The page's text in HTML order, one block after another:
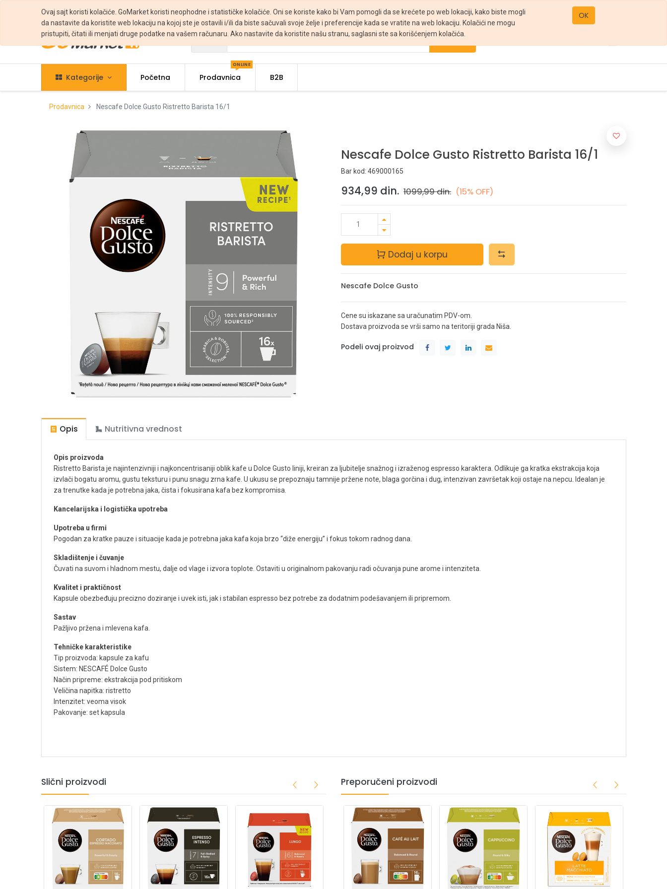
Ovaj sajt koristi kolačiće. GoMarket koristi neophodne i statističke kolačiće. Oni se koriste kako bi Vam pomogli da se krećete po web lokaciji, kako biste mogli
da nastavite da koristite web lokaciju na kojoj ste je ostavili i/ili da biste sačuvali svoje želje i preferencije kada se vratite na web lokaciju. Kolačići ne mogu
pristupiti, čitati ili menjati druge podatke na vašem računaru. Ako nastavite da koristite našu stranu, saglasni ste sa korišćenjem kolačića.
OK
office@gomarket.rs
Kategorije Početna Prodavnica
ONLINE
B2B
Prodavnica Nescafe Dolce Gusto Ristretto Barista 16/1
Nescafe Dolce Gusto Ristretto Barista 16/1
Bar kod: 469000165
934,99 din. 1099,99din. (15% OFF)
Dodaj u korpu
Nescafe Dolce Gusto
Cene su iskazane sa uračunatim PDV-om.
Dostava proizvoda se vrši samo na teritoriji grada Niša.
Podeli ovaj proizvod
Opis Nutritivna vrednost
Opis proizvoda
Ristretto Barista je najintenzivniji i najkoncentrisaniji oblik kafe u Dolce Gusto liniji, kreiran za ljubitelje snažnog i izraženog espresso karaktera. Odlikuje ga kratka ekstrakcija koja
izvlači bogatu aromu, gustu teksturu i punu snagu zrna kafe. U ukusu se prepoznaju tamnije pržene note, blaga gorčina i dug, intenzivan završetak koji ostaje na nepcu. Idealan je
za trenutke kada je potrebna jaka, čista i fokusirana kafa bez kompromisa.
Kancelarijska i logistička upotreba
Upotreba u firmi
Pogodan za kratke pauze i situacije kada je potrebna jaka kafa koja brzo “diže energiju” i fokus tokom radnog dana.
Skladištenje i čuvanje
Čuvati na suvom i hladnom mestu, dalje od vlage i izvora toplote. Ostaviti u originalnom pakovanju radi očuvanja pune arome i intenziteta.
Kvalitet i praktičnost
Kapsule obezbeđuju precizno doziranje i uvek isti, jak i stabilan espresso bez potrebe za dodatnim podešavanjem ili pripremom.
Sastav
Pažljivo pržena i mlevena kafa.
Tehničke karakteristike
Tip proizvoda: kapsule za kafu
Sistem: NESCAFÉ Dolce Gusto
Način pripreme: ekstrakcija pod pritiskom
Veličina napitka: ristretto
Intenzitet: veoma visok
Pakovanje: set kapsula
Slični proizvodi Preporučeni proizvodi